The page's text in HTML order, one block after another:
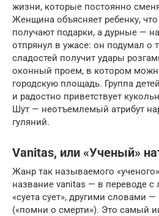
жизни, которые посто­янно
Женщина объясняет ребенку,
получают подарки, а дурные —
отпрянул в ужасе: он поду­мал о
сладостей получит удары
оконный проем, в котором
городскую площадь. Группа
и радостно приветствует
Шут — неотъемлемый атрибут
гуляний.
Vanitas, или «Ученый»
Жанр так называемого
название vanitas — в переводе с
«суета сует», другими словами
(«помни о смерти»). Это самый